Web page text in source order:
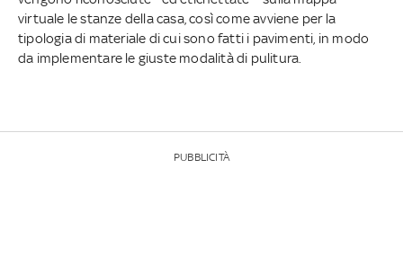
virtuale le stanze della casa, così come avviene per la
tipologia di materiale di cui sono fatti i pavimenti, in modo
da implementare le giuste modalità di pulitura.
PUBBLICITÀ